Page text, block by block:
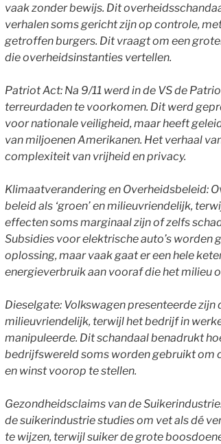
vaak zonder bewijs. Dit
verhalen soms gericht zijn op controle,
getroffen burgers. Dit vraagt om een
die overheidsinstanties vertellen.
Patriot Act: Na 9/11 werd in de VS de
terreurdaden te voorkomen. Dit werd
voor nationale veiligheid, maar heeft
van miljoenen Amerikanen. Het verhaal
complexiteit van vrijheid en privacy.
Klimaatverandering en Overheidsbeleid:
beleid als ‘groen’ en milieuvriendelijk,
effecten soms marginaal zijn of zelfs
Subsidies voor elektrische auto’s worden
oplossing, maar vaak gaat er een hele
energieverbruik aan vooraf die het milieu
Dieselgate: Volkswagen presenteerde
milieuvriendelijk, terwijl het bedrijf in
manipuleerde. Dit schandaal benadrukt
bedrijfswereld soms worden gebruikt om
en winst voorop te stellen.
Gezondheidsclaims van de
de suikerindustrie studies om vet als dé
te wijzen, terwijl suiker de grote